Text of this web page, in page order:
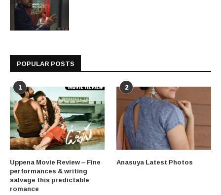
POPULAR POSTS
1
Uppena Movie Review – Fine
performances & writing
salvage this predictable
romance
2
Anasuya Latest Photos